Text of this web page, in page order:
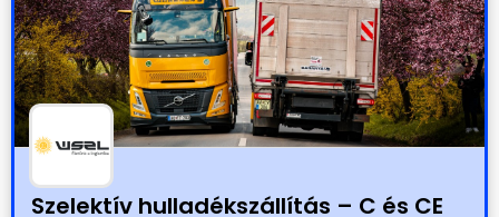
Szelektív hulladékszállítás – C és CE